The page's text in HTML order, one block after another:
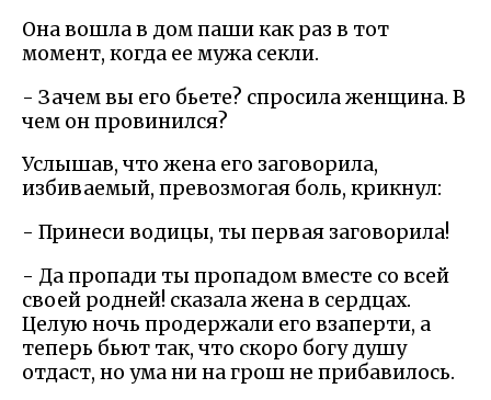
Она вошла в дом паши как раз в тот
момент, когда ее мужа секли.
- Зачем вы его бьете? спросила женщина. В
чем он провинился?
Услышав, что жена его заговорила,
избиваемый, превозмогая боль, крикнул:
- Принеси водицы, ты первая заговорила!
- Да пропади ты пропадом вместе со всей
своей родней! сказала жена в сердцах.
Целую ночь продержали его взаперти, а
теперь бьют так, что скоро богу душу
отдаст, но ума ни на грош не прибавилось.